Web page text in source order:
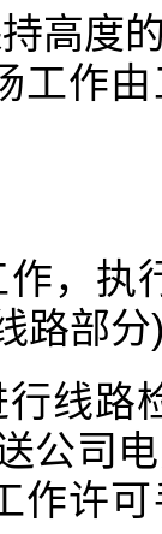
高度
工作
，执
路部分
线路
公司
作许